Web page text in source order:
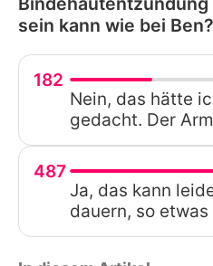
sein kann wie bei Ben?
182
Nein, das hätte
gedacht. Der
487
Ja, das kann
dauern, so